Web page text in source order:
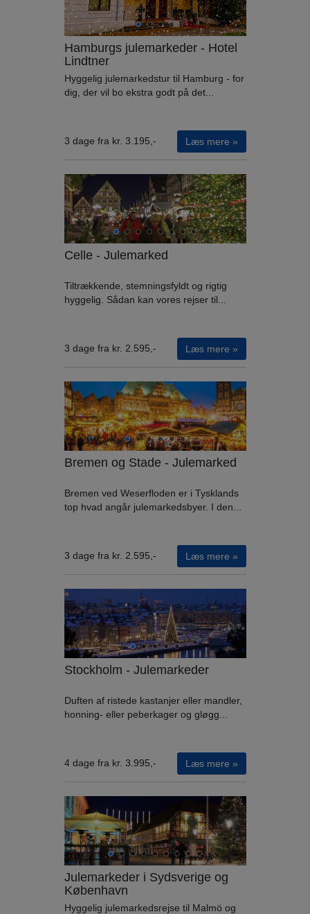
Hamburgs julemarkeder - Hotel
Lindtner
Hyggelig julemarkedstur til Hamburg - for
dig, der vil bo ekstra godt på det...
3 dage fra kr. 3.195,- Læs mere »
Celle - Julemarked
Tiltrækkende, stemningsfyldt og rigtig
hyggelig. Sådan kan vores rejser til...
3 dage fra kr. 2.595,- Læs mere »
Bremen og Stade - Julemarked
Bremen ved Weserfloden er i Tysklands
top hvad angår julemarkedsbyer. I den...
3 dage fra kr. 2.595,- Læs mere »
Stockholm - Julemarkeder
Duften af ristede kastanjer eller mandler,
honning- eller peberkager og gløgg...
4 dage fra kr. 3.995,- Læs mere »
Julemarkeder i Sydsverige og
København
Hyggelig julemarkedsrejse til Malmö og